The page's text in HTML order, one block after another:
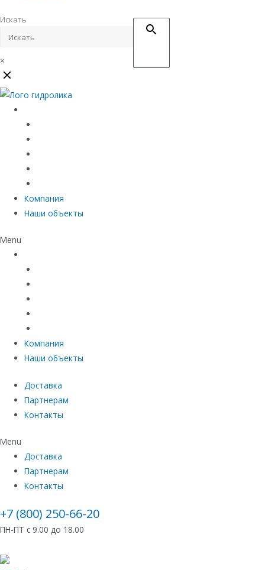
Искать
×
Компания
Наши объекты
Menu
Компания
Наши объекты
Доставка
Партнерам
Контакты
Menu
Доставка
Партнерам
Контакты
+7 (800) 250-66-20
ПН-ПТ с 9.00 до 18.00